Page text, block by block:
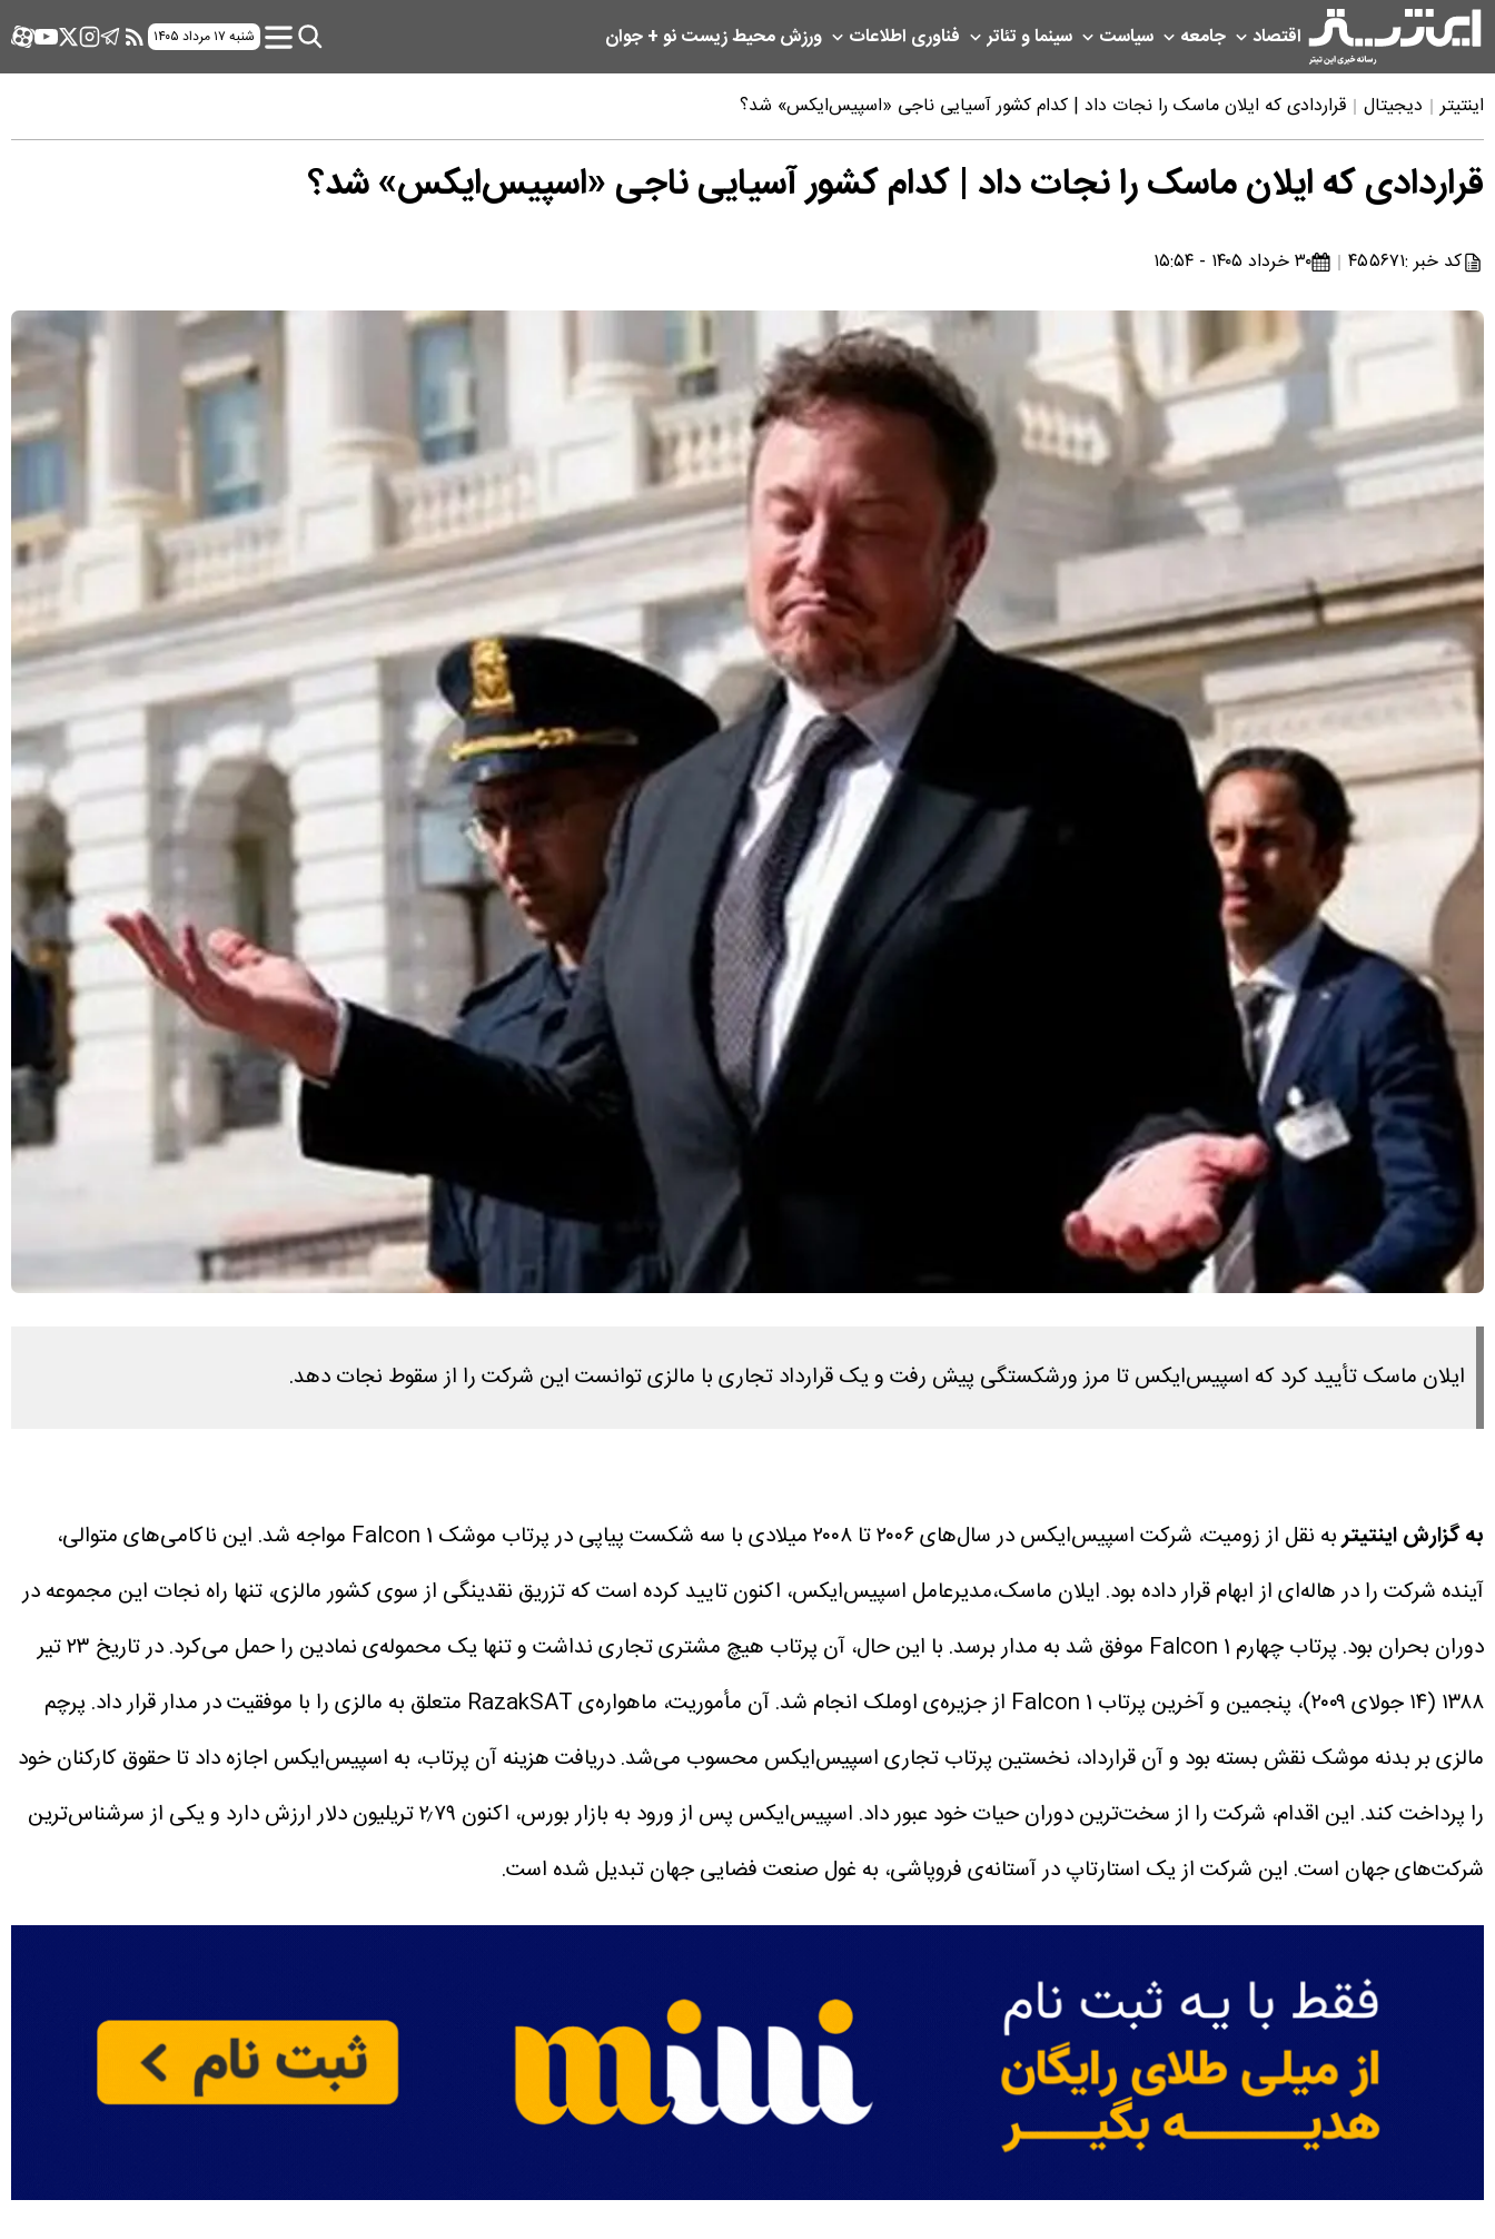
اقتصاد جامعه سیاست سینما و تئاتر فناوری اطلاعات ورزشمحیط زیستنو + جوان شنبه ۱۷ مرداد ۱۴۰۵
اینتیتر دیجیتال قراردادی که ایلان ماسک را نجات داد | کدام کشور آسیایی ناجی «اسپیس‌ایکس»‌ شد؟
قراردادی که ایلان ماسک را نجات داد | کدام کشور آسیایی ناجی «اسپیس‌ایکس»‌ شد؟
کد خبر :۴۵۵۶۷۱ ۳۰ خرداد ۱۴۰۵ - ۱۵:۵۴
ایلان ماسک تأیید کرد که اسپیس‌ایکس تا مرز ورشکستگی پیش رفت و یک قرارداد تجاری با مالزی توانست این شرکت را از سقوط نجات دهد.
به گزارش اینتیتر
به نقل از زومیت، شرکت اسپیس‌ایکس در سال‌های ۲۰۰۶ تا ۲۰۰۸ میلادی با سه شکست پیاپی در پرتاب موشک Falcon 1 مواجه شد. این ناکامی‌های متوالی،
آینده‌ شرکت را در هاله‌ای از ابهام قرار داده بود. ایلان ماسک،مدیرعامل اسپیس‌ایکس، اکنون تایید کرده است که تزریق نقدینگی از سوی کشور مالزی، تنها راه نجات این مجموعه در
دوران بحران بود. پرتاب چهارم Falcon 1 موفق شد به مدار برسد. با این حال، آن پرتاب هیچ مشتری تجاری نداشت و تنها یک محموله‌ی نمادین را حمل می‌کرد.
در تاریخ ۲۳ تیر
۱۳۸۸ (۱۴ جولای ۲۰۰۹)، پنجمین و آخرین پرتاب Falcon 1 از جزیره‌ی اوملک انجام شد. آن مأموریت، ماهواره‌ی RazakSAT متعلق به مالزی را با موفقیت در مدار قرار داد. پرچم
مالزی بر بدنه‌ موشک نقش بسته بود و آن قرارداد، نخستین پرتاب تجاری اسپیس‌ایکس محسوب می‌شد.دریافت هزینه‌ آن پرتاب، به اسپیس‌ایکس اجازه داد تا حقوق کارکنان خود
را پرداخت کند. این اقدام، شرکت را از سخت‌ترین دوران حیات خود عبور داد.
اسپیس‌ایکس پس از ورود به بازار بورس، اکنون ۲٫۷۹ تریلیون دلار ارزش دارد و یکی از سرشناس‌ترین
شرکت‌های جهان است. این شرکت از یک استارتاپ در آستانه‌ی فروپاشی، به غول صنعت فضایی جهان تبدیل شده است.